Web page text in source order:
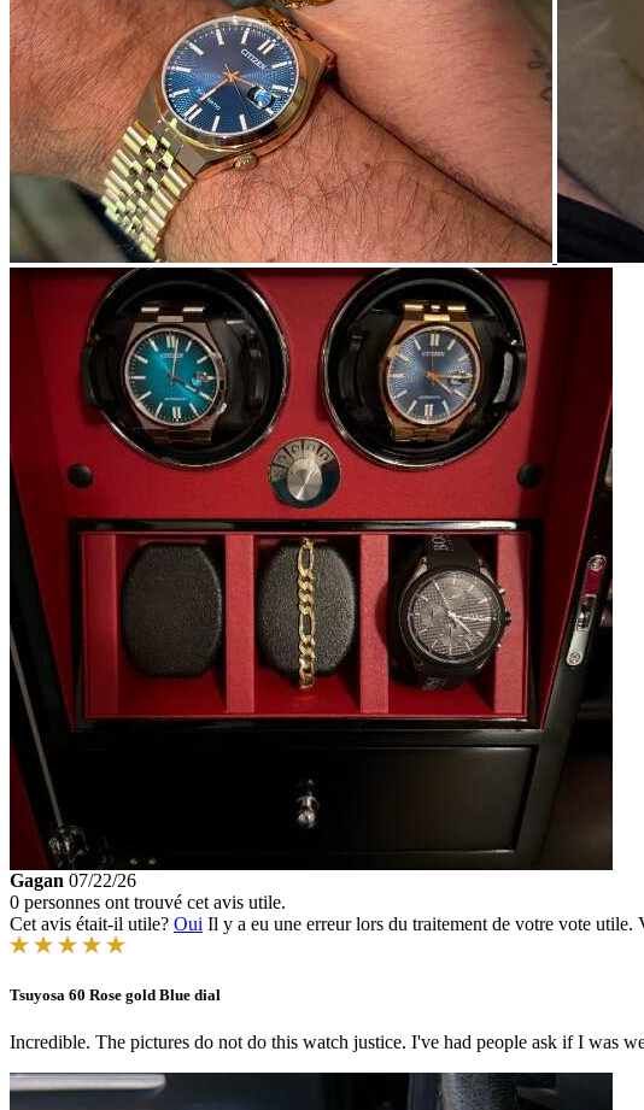
Gagan 07/22/26
0 personnes ont trouvé cet avis utile.
Cet avis était-il utile? Oui Il y a eu une erreur lors du traitement de votre vote utile.
Tsuyosa 60 Rose gold Blue dial
Incredible. The pictures do not do this watch justice. I've had people ask if I was